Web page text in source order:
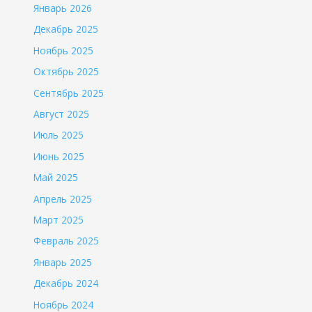
Январь 2026
Декабрь 2025
Ноябрь 2025
Октябрь 2025
Сентябрь 2025
Август 2025
Июль 2025
Июнь 2025
Май 2025
Апрель 2025
Март 2025
Февраль 2025
Январь 2025
Декабрь 2024
Ноябрь 2024